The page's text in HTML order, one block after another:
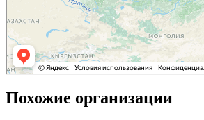
Похожие организации